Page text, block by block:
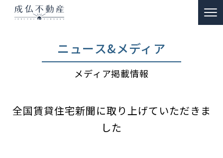
ニュース&メディア
メディア掲載情報
全国賃貸住宅新聞に取り上げていただきま
した
事故物件のお悩み解決
ー ご供養